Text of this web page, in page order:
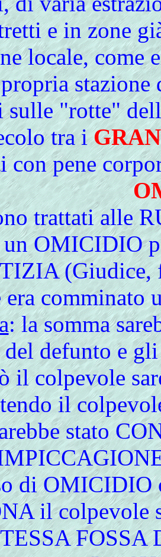
e in zone
locale,
sulle "rotte"
tra i
con pene
trattati alle
OMICIDIO
(Giudice,
era comminato
: la somma
defunto e
il colpevole
il
stato
di OMICIDIO
il colpevole
FOSSA